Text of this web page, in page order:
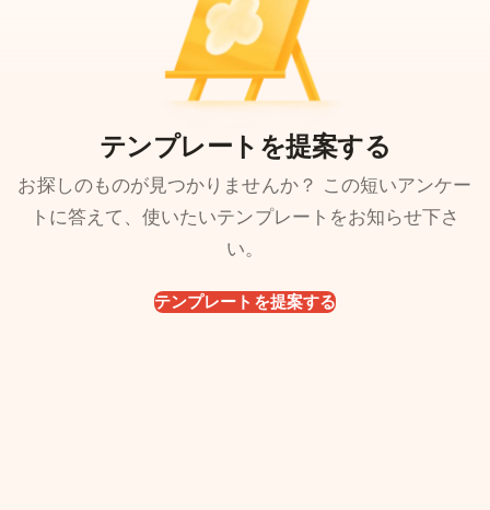
テンプレートを提案する
お探しのものが見つかりませんか？ この短いアンケー
トに答えて、使いたいテンプレートをお知らせ下さ
い。
テンプレートを提案する